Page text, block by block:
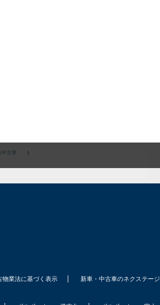
古車 |
物業法に基づく表示 新車・中古車のネクステージ